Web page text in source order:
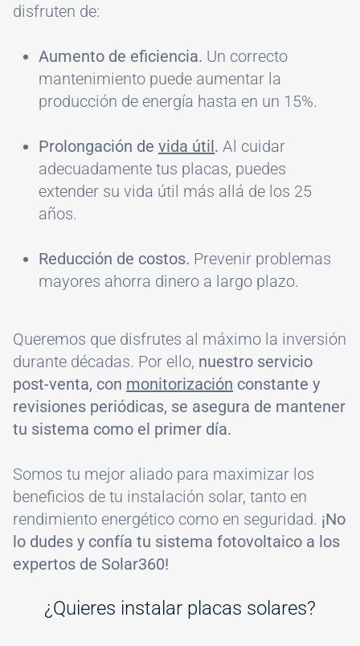
disfruten de:
Aumento de eficiencia. Un correcto
mantenimiento puede aumentar la
producción de energía hasta en un 15%.
Prolongación de vida útil. Al cuidar
adecuadamente tus placas, puedes
extender su vida útil más allá de los 25
años.
Reducción de costos. Prevenir problemas
mayores ahorra dinero a largo plazo.
Queremos que disfrutes al máximo la inversión
durante décadas. Por ello, nuestro servicio
post-venta, con monitorización constante y
revisiones periódicas, se asegura de mantener
tu sistema como el primer día.
Somos tu mejor aliado para maximizar los
beneficios de tu instalación solar, tanto en
rendimiento energético como en seguridad. ¡No
lo dudes y confía tu sistema fotovoltaico a los
expertos de Solar360!
¿Quieres instalar placas solares?